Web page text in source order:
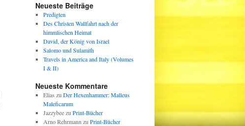
Neueste Beiträge
Predigten
Des Christen Wallfahrt nach der
himmlischen Heimat
David, der König von Israel
Salomo und Sulamith
Travels in America and Italy (Volumes
I & II)
Neueste Kommentare
Elias zu Der Hexenhammer: Malleus
Maleficarum
Jazzybeezu Print-Bücher
Arno Rehrmann zu Print-Bücher